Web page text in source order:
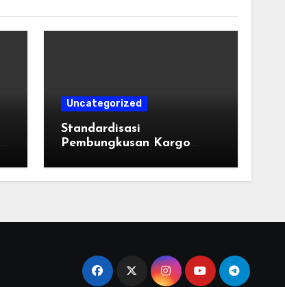
Uncategorized
Standardisasi
Pembungkusan Kargo
Tali Strapping Plastik